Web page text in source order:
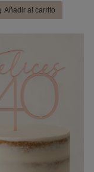
Añadir al carrito